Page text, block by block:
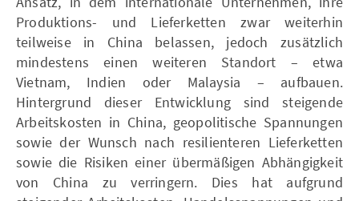
Produktions- und Lieferketten zwar weiterhin
teilweise in China belassen, jedoch zusätzlich
mindestens einen weiteren Standort – etwa
Vietnam, Indien oder Malaysia – aufbauen.
Hintergrund dieser Entwicklung sind steigende
Arbeitskosten in China, geopolitische Spannungen
sowie der Wunsch nach resilienteren Lieferketten
sowie die Risiken einer übermäßigen Abhängigkeit
von China zu verringern. Dies hat aufgrund